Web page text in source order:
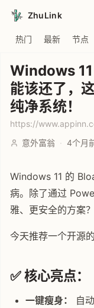
ZhuLink
热门 最新 节点
Windows 11
能该还了，
纯净系统！
https://
意外富翁 · 4个月
Windows 11 的
病。除了通过
雅、更安全的方案？
今天推荐一个开
✅核心亮点：
一键瘦身：
自